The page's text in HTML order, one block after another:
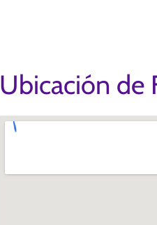
Ubicación de